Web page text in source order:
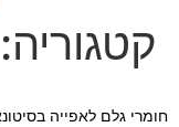
קטגוריה:
חומרי גלם לאפייה